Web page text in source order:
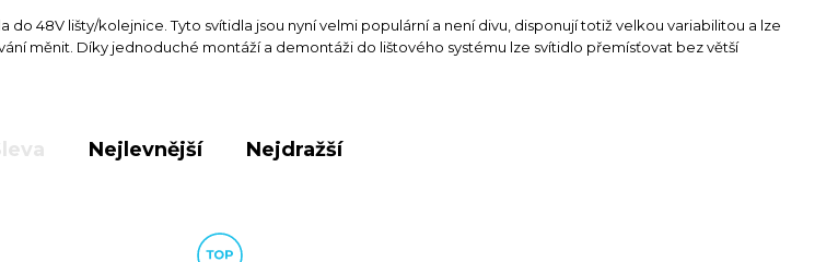
48V lišty/kolejnice. Tyto svítidla jsou nyní velmi populární a není divu, disponují totiž velkou variabilitou a lze
měnit. Díky jednoduché montáží a demontáži do lištového systému lze svítidlo přemísťovat bez větší
Nejlevnější Nejdražší